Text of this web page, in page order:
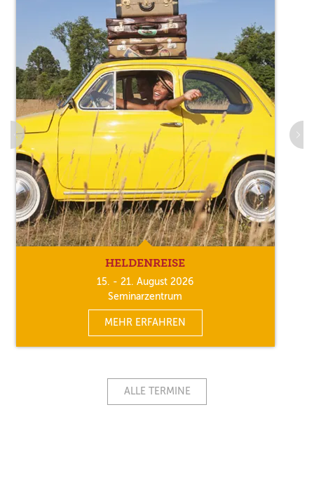
HELDENREISE
15. - 21. August 2026
Seminarzentrum
MEHR ERFAHREN
ALLE TERMINE